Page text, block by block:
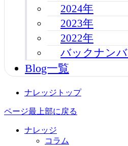
2024年
2023年
2022年
バックナン
Blog一覧
ナレッジトップ
ページ最上部に戻る
ナレッジ
コラム